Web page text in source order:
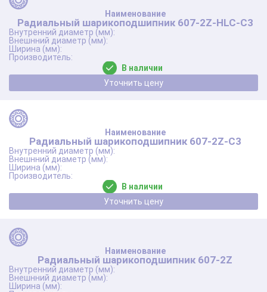
Радиальный шарикоподшипник 607-2Z-HLC-C3
В наличии
Уточнить цену
Радиальный шарикоподшипник 607-2Z-C3
В наличии
Уточнить цену
Радиальный шарикоподшипник 607-2Z